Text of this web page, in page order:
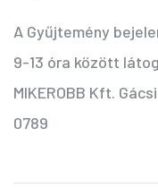
A Gyűjtemény
9-13 óra között
MIKEROBB Kft.
0789